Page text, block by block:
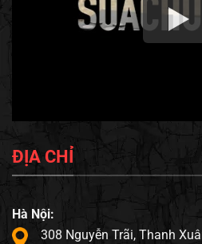
ĐỊA CHỈ
Hà Nội:
308 Nguyễn Trãi, Thanh